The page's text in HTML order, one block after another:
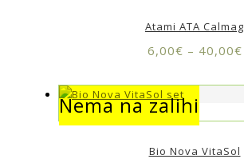
Atami ATA Calmag
6,00€ – 40,00€
Nema na zalihi
Nema na zalihi
Bio Nova VitaSol